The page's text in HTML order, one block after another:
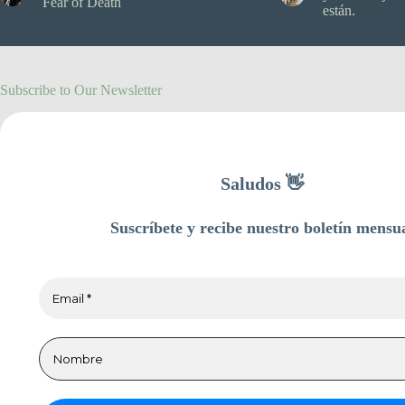
están.
Subscribe to Our Newsletter
Saludos 👋
Suscríbete y recibe nuestro boletín